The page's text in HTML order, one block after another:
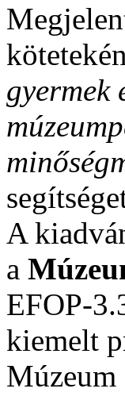
gyermek
A
a
EFOP-
kiemelt